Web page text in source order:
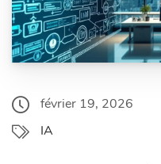
février 19, 2026
IA